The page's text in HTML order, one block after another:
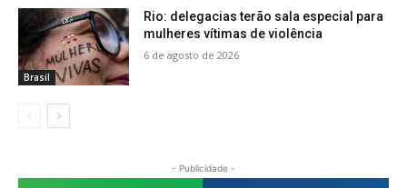
Brasil
Rio: delegacias terão sala especial para
mulheres vítimas de violência
6 de agosto de 2026
- Publicidade -